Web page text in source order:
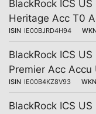
BlackRock ICS
Heritage Acc T0
ISIN IE00BJRD4H94
BlackRock ICS
Premier Acc Accu
ISIN IE00B4KZ8V93 WKN
BlackRock ICS